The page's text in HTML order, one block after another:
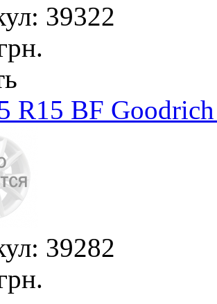
39322
R15 BF
39282